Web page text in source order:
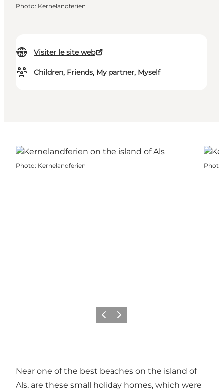
Visiter le site web
Children, Friends, My partner, Myself
Photo: Kernelandferien
Photo: Kernelandferien Photo
PrécédentSuivant
Near one of the best beaches on the island of
Als, are these small holiday homes, which were